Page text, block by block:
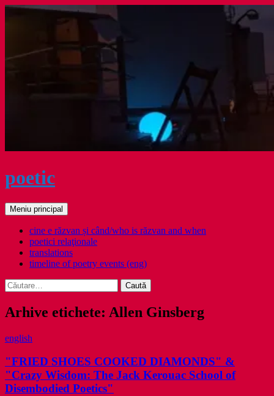
poetic
Caută
Meniu principal
cine e răzvan și când/who is răzvan and when
poetici relaţionale
translations
timeline of poetry events (eng)
Caută
după:
Arhive etichete: Allen Ginsberg
english
"FRIED SHOES COOKED DIAMONDS" &
"Crazy Wisdom: The Jack Kerouac School of
Disembodied Poetics"